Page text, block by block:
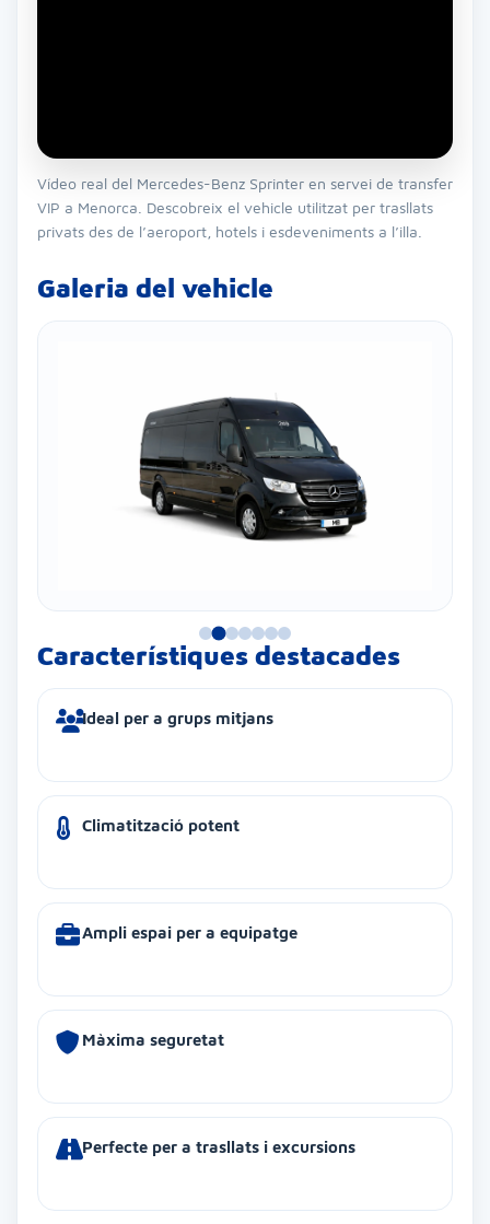
Vídeo real del Mercedes-Benz Sprinter en servei de transfer
VIP a Menorca. Descobreix el vehicle utilitzat per trasllats
privats des de l’aeroport, hotels i esdeveniments a l’illa.
Galeria del vehicle
Característiques destacades
Ideal per a grups mitjans
Climatització potent
Ampli espai per a equipatge
Màxima seguretat
Perfecte per a trasllats i excursions